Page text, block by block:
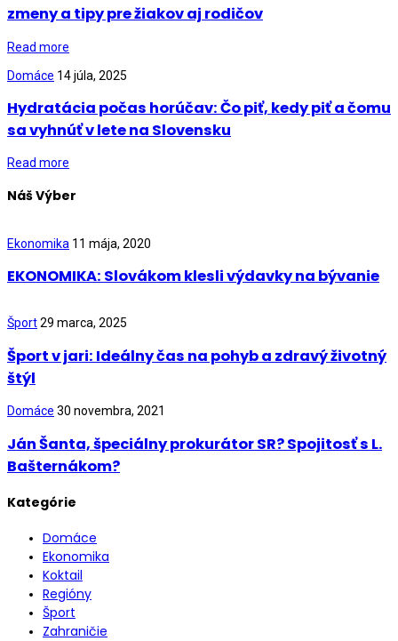
zmeny a tipy pre žiakov aj rodičov
Read more
Domáce 14 júla, 2025
Hydratácia počas horúčav: Čo piť, kedy piť a čomu
sa vyhnúť v lete na Slovensku
Read more
Náš Výber
Ekonomika 11 mája, 2020
EKONOMIKA: Slovákom klesli výdavky na bývanie
Šport29 marca, 2025
Šport v jari: Ideálny čas na pohyb a zdravý životný
štýl
Domáce 30 novembra, 2021
Ján Šanta, špeciálny prokurátor SR? Spojitosť s L.
Bašternákom?
Kategórie
Domáce
Ekonomika
Koktail
Regióny
Šport
Zahraničie